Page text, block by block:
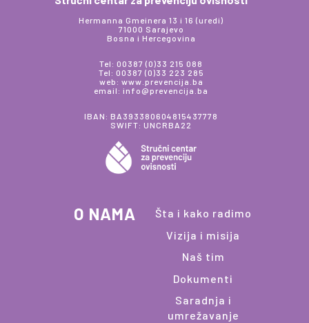
Hermanna Gmeinera 13 i 16 (uredi)
71000 Sarajevo
Bosna i Hercegovina
Tel: 00387 (0)33 215 088
Tel: 00387 (0)33 223 285
web: www.prevencija.ba
email: info@prevencija.ba
IBAN: BA393380604815437778
SWIFT: UNCRBA22
O NAMA
Šta i kako radimo
Vizija i misija
Naš tim
Dokumenti
Saradnja i
umrežavanje